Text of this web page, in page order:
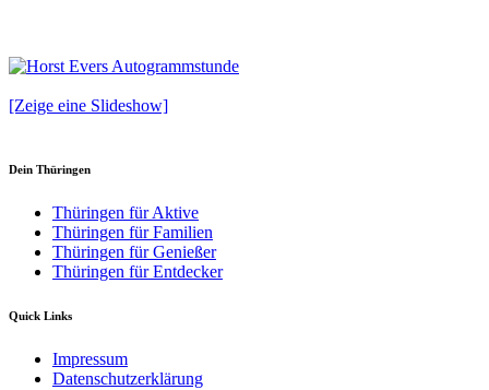
[Zeige eine Slideshow]
Dein Thüringen
Thüringen für Aktive
Thüringen für Familien
Thüringen für Genießer
Thüringen für Entdecker
Quick Links
Impressum
Datenschutzerklärung